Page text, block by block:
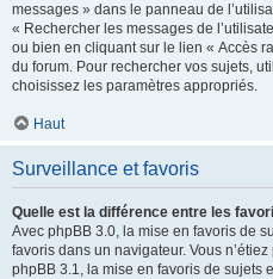
messages » dans le panneau de
« Rechercher les messages de
ou bien en cliquant sur le lien « Accès
du forum. Pour rechercher vos sujets,
choisissez les paramètres appropriés.
Haut
Surveillance et favoris
Quelle est la différence entre les
Avec phpBB 3.0, la mise en favoris de
favoris dans un navigateur. Vous
phpBB 3.1, la mise en favoris de sujets